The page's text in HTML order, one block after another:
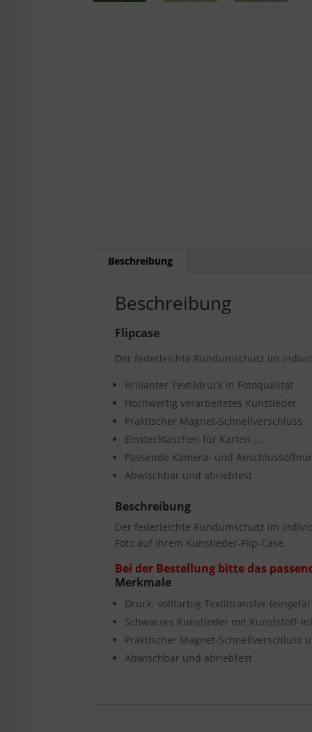
Beschreibung
Beschreibung
Flipcase
Der federleichte Rundumschutz im
Brillanter Textildruck in Fotoqualität
Hochwertig verarbeitetes Kunstleder
Praktischer Magnet-Schnellverschluss
Einstecktaschen für Karten …
Passende Kamera- und
Abwischbar und abriebfest
Beschreibung
Der federleichte Rundumschutz im
Foto auf Ihrem Kunstleder-Flip-Case.
Bei der Bestellung bitte das
Merkmale
Druck: vollfarbig Textiltransfer
Schwarzes Kunstleder mit Kunststoff-
Praktischer Magnet-Schnellverschluss
Abwischbar und abriebfest